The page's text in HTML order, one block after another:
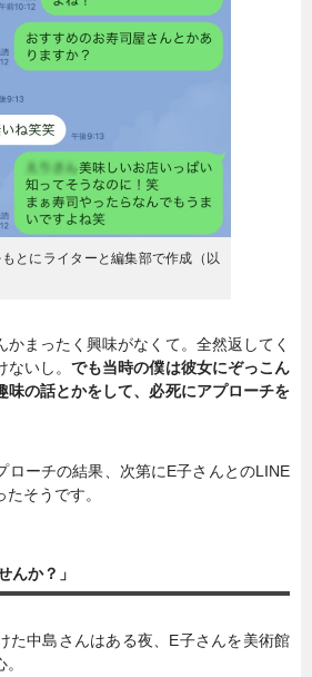
とにライターと編集部で作成（以
かまったく興味がなくて。全然返してく
ないし。でも当時の僕は彼女にぞっこん
味の話とかをして、必死にアプローチを
ーチの結果、次第にE子さんとのLINE
そうです。
んか？」
中島さんはある夜、E子さんを美術館